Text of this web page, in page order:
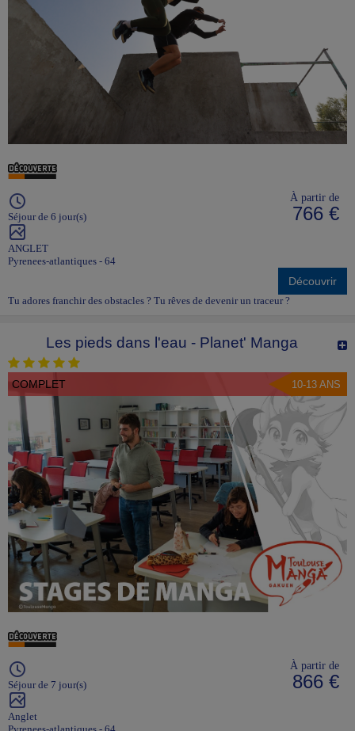
Séjour de 6 jour(s)
ANGLET
Pyrenees-atlantiques - 64
À partir de
766 €
Découvrir
Tu adores franchir des obstacles ? Tu rêves de devenir un traceur ?
Les pieds dans l'eau - Planet' Manga
COMPLET 10-13 ANS
Séjour de 7 jour(s)
Anglet
À partir de
866 €